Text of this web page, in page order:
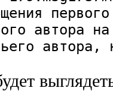
автора